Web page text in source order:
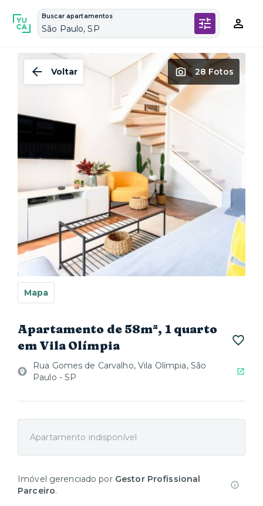
Buscar apartamentos
São Paulo, SP
Voltar 28 Fotos
Mapa
Apartamento de 58m², 1 quarto
em Vila Olímpia
Rua Gomes de Carvalho, Vila Olímpia, São
Paulo - SP
Apartamento indisponível
Imóvel gerenciado por Gestor Profissional
Parceiro.